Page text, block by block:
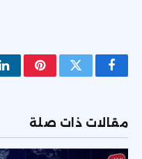
فيسبوكتويتر
مقالات ذات صلة